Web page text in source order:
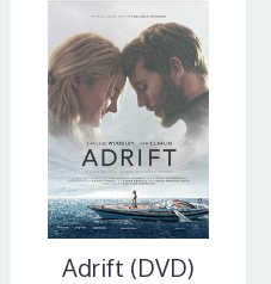
Adrift (DVD)